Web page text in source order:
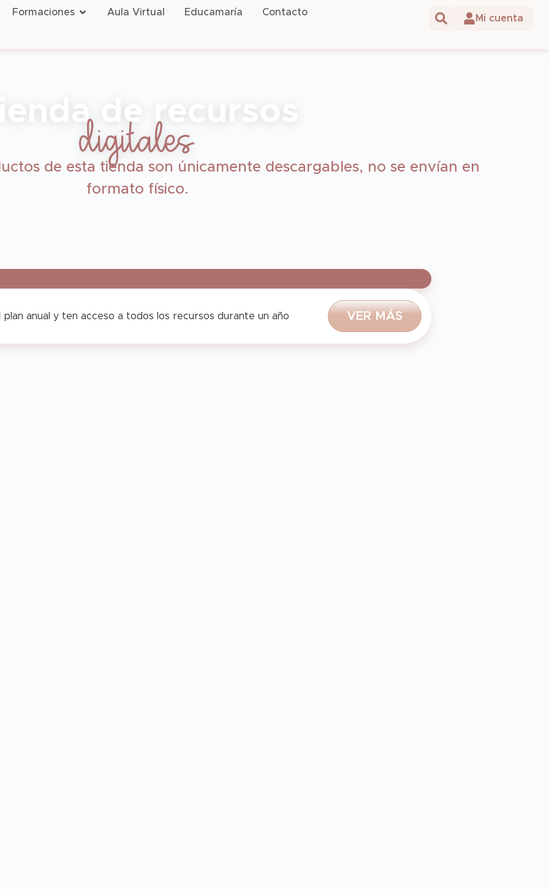
Formaciones Aula Virtual Educamaría Contacto
de recursos
digitales
de esta tienda son únicamente descargables, no se envían en
formato físico.
plan anual y ten acceso a todos los recursos durante un año V ER M ÁS